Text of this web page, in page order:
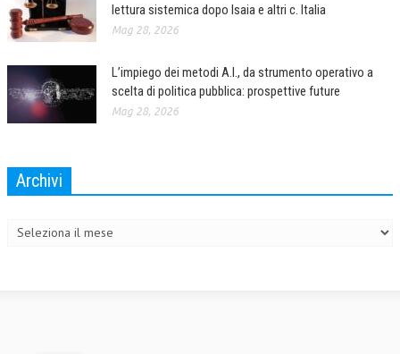
lettura sistemica dopo Isaia e altri c. Italia
Mag 28, 2026
L’impiego dei metodi A.I., da strumento operativo a
scelta di politica pubblica: prospettive future
Mag 28, 2026
Archivi